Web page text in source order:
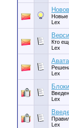
Новые
Lex
Кто
Lex
Lex
Lex
Lex